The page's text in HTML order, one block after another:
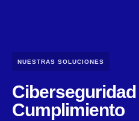
NUESTRAS SOLUCIONES
Cumplimiento